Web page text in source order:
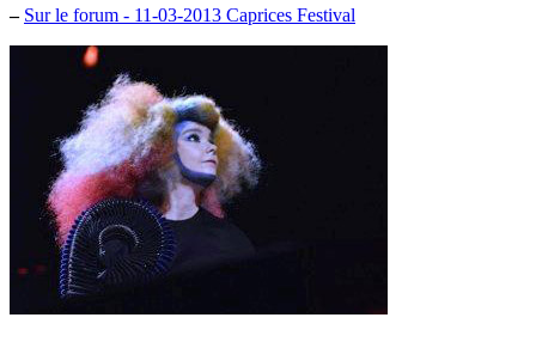
– Sur le forum - 11-03-2013 Caprices Festival